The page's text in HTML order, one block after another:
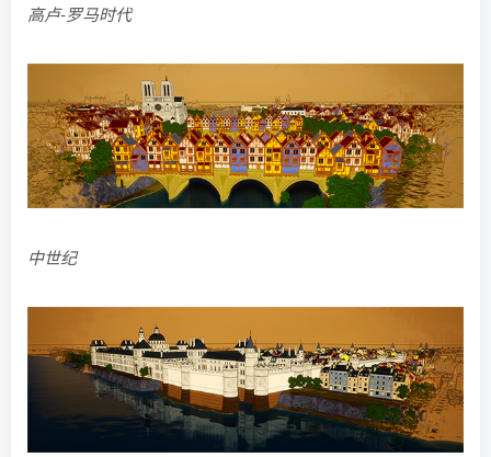
高卢-罗马时代
中世纪